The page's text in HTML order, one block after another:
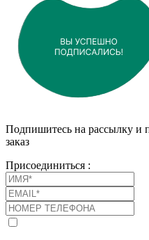
Подпишитесь на рассылку и
заказ
Присоединиться :